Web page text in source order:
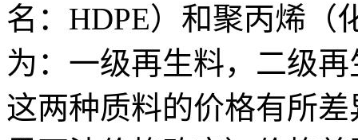
名：HDPE）和聚丙烯（
为：一级再生料，二级
这两种质料的价格有所